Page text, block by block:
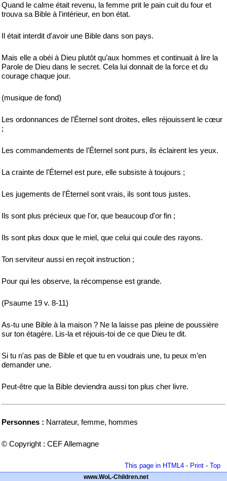
Quand le calme était revenu, la femme prit le pain cuit du four et
trouva sa Bible à l'intérieur, en bon état.
Il était interdit d'avoir une Bible dans son pays.
Mais elle a obéi à Dieu plutôt qu’aux hommes et continuait à lire la
Parole de Dieu dans le secret. Cela lui donnait de la force et du
courage chaque jour.
(musique de fond)
Les ordonnances de l'Éternel sont droites, elles réjouissent le cœur
;
Les commandements de l'Éternel sont purs, ils éclairent les yeux.
La crainte de l'Éternel est pure, elle subsiste à toujours ;
Les jugements de l'Éternel sont vrais, ils sont tous justes.
Ils sont plus précieux que l'or, que beaucoup d'or fin ;
Ils sont plus doux que le miel, que celui qui coule des rayons.
Ton serviteur aussi en reçoit instruction ;
Pour qui les observe, la récompense est grande.
(Psaume 19 v. 8-11)
As-tu une Bible à la maison ? Ne la laisse pas pleine de poussière
sur ton étagère. Lis-la et réjouis-toi de ce que Dieu te dit.
Si tu n'as pas de Bible et que tu en voudrais une, tu peux m’en
demander une.
Peut-être que la Bible deviendra aussi ton plus cher livre.
Personnes : Narrateur, femme, hommes
© Copyright : CEF Allemagne
This page in HTML4 - Print - Top
www.WoL-Children.net